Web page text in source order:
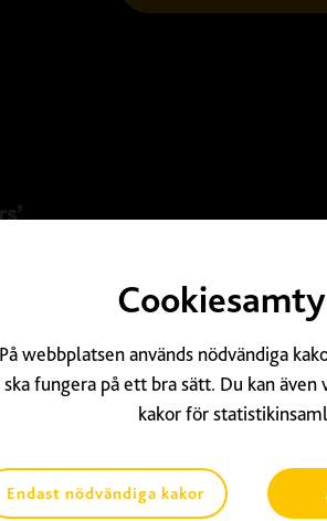
webbplatsen används nödvändiga
ska fungera på ett bra sätt. Du kan
kakor för
Endast nödvändiga kakor